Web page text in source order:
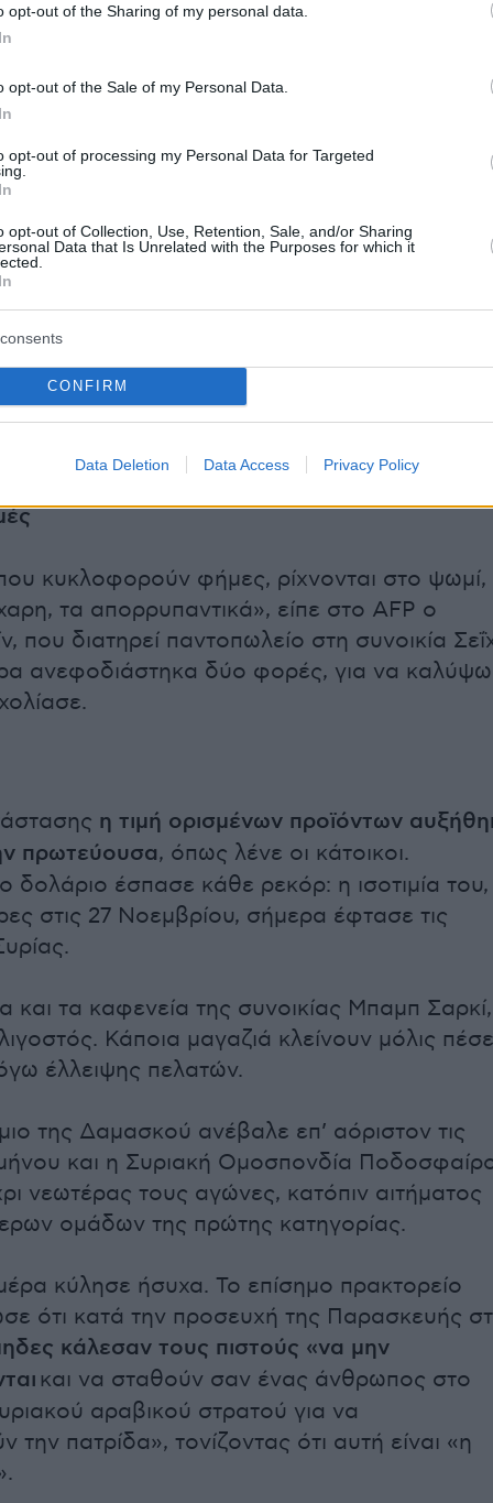
opt-out of the Sharing of my personal data.
opt-out of the Sale of my Personal Data.
opt-out of processing my Personal Data for Targeted
opt-out of Collection, Use, Retention, Sale, and/or Sharing
Data that Is Unrelated with the Purposes for which it
CONFIRM
Data Deletion Data Access Privacy Policy
Ανθρωπίνων Δικαιωμάτων
κυβερνήτης της Σουέιντα, οι αρχηγοί της
της φυλακής, καθώς και ο τοπικός αρχηγός
κόμματος Μπάαθ εγκατέλειψαν τα
διέλευσης στην επαρχία», διευκρίνισε η
οργάνωση.
Suwayda24 δημοσίευσε μάλιστα
του προσωπικού που εγκαταλείπει την έδρα
και άλλες που δείχνουν μαχητές να
μια φωτογραφία του προέδρου Μπασάρ αλ-
κυκλοφορούν φήμες, ρίχνονται στο ψωμί,
τα απορρυπαντικά», είπε στο AFP ο
που διατηρεί παντοπωλείο στη συνοικία
ανεφοδιάστηκα δύο φορές, για να καλύψω
η τιμή ορισμένων προϊόντων
πρωτεύουσα, όπως λένε οι κάτοικοι.
δολάριο έσπασε κάθε ρεκόρ: η ισοτιμία του,
στις 27 Νοεμβρίου, σήμερα έφτασε τις
και τα καφενεία της συνοικίας Μπαμπ
Κάποια μαγαζιά κλείνουν μόλις
έλλειψης πελατών.
της Δαμασκού ανέβαλε επ’ αόριστον τις
και η Συριακή Ομοσπονδία
νεωτέρας τους αγώνες, κατόπιν αιτήματος
ομάδων της πρώτης κατηγορίας.
κύλησε ήσυχα. Το επίσημο πρακτορείο
ότι κατά την προσευχή της Παρασκευής
κάλεσαν τους πιστούς «να μην
και να σταθούν σαν ένας άνθρωπος στο
αραβικού στρατού για να
την πατρίδα», τονίζοντας ότι αυτή είναι «η